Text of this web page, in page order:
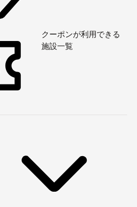
クーポンが利用できる
施設一覧